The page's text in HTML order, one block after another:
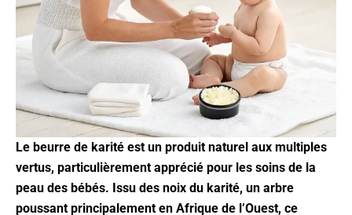
Le beurre de karité est un produit naturel aux multiples
vertus, particulièrement apprécié pour les soins de la
peau des bébés. Issu des noix du karité, un arbre
poussant principalement en Afrique de l’Ouest, ce